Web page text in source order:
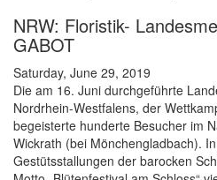
NRW: Floristik-
GABOT
Saturday, June 29, 2019
Die am 16. Juni durchgeführte
Nordrhein-Westfalens, der
begeisterte hunderte Besucher im
Wickrath (bei Mönchengladbach).
Gestütsstallungen der barocken